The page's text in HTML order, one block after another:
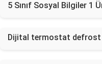
5 Sınıf Sosyal Bilgiler 1
Dijital termostat defrost